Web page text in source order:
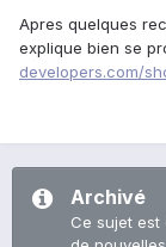
Apres quelques
explique bien se
developers.com/
Archivé
Ce sujet